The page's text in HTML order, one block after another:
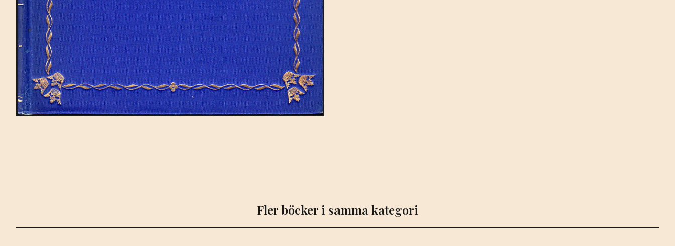
Fler böcker i samma kategori